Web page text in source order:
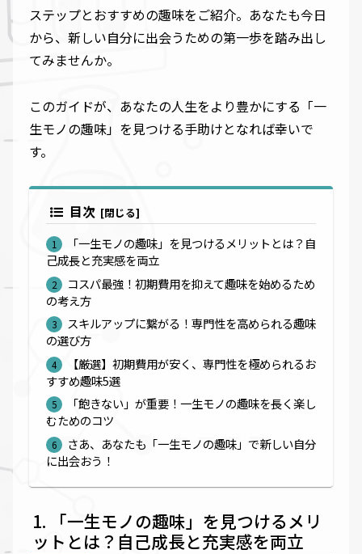
ステップとおすすめの趣味をご紹介。あなたも今日
から、新しい自分に出会うための第一歩を踏み出し
てみませんか。
このガイドが、あなたの人生をより豊かにする「一
生モノの趣味」を見つける手助けとなれば幸いで
す。
目次
「一生モノの趣味」を見つけるメリットとは？自
己成長と充実感を両立
コスパ最強！初期費用を抑えて趣味を始めるため
の考え方
スキルアップに繋がる！専門性を高められる趣味
の選び方
【厳選】初期費用が安く、専門性を極められるお
すすめ趣味5選
「飽きない」が重要！一生モノの趣味を長く楽し
むためのコツ
さあ、あなたも「一生モノの趣味」で新しい自分
に出会おう！
「一生モノの趣味」を見つけるメリ
ットとは？自己成長と充実感を両立